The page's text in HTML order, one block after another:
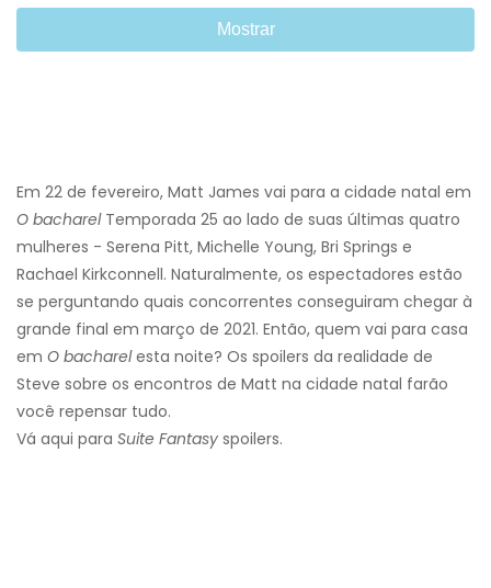
Mostrar
Em 22 de fevereiro, Matt James vai para a cidade natal em
O bacharelTemporada 25 ao lado de suas últimas quatro
mulheres - Serena Pitt, Michelle Young, Bri Springs e
Rachael Kirkconnell. Naturalmente, os espectadores estão
se perguntando quais concorrentes conseguiram chegar à
grande final em março de 2021. Então, quem vai para casa
em O bacharelesta noite? Os spoilers da realidade de
Steve sobre os encontros de Matt na cidade natal farão
você repensar tudo.
Vá aqui para Suite Fantasy spoilers.